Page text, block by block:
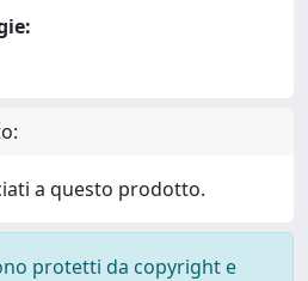
a questo prodotto.
protetti da copyright e